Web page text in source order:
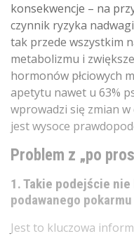
konsekwencje – na
czynnik ryzyka
tak przede wszystkim
metabolizmu i
hormonów płciowych
apetytu nawet u 63%
wprowadzi się zmian w
jest wysoce
Problem z „po
1. Takie podejście
podawanego
Jest to kluczowa